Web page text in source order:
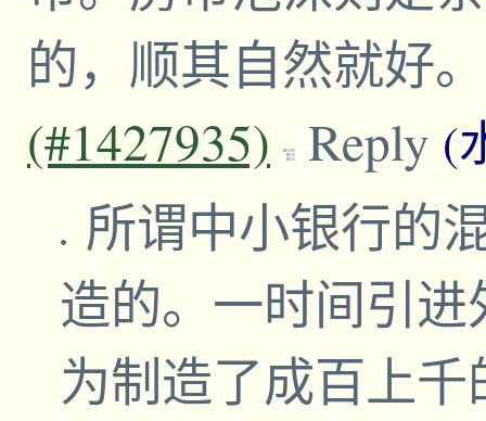
的，顺其自然就好
(#1427935) Reply (
所谓中小银行的
造的。一时间引
为制造了成百上